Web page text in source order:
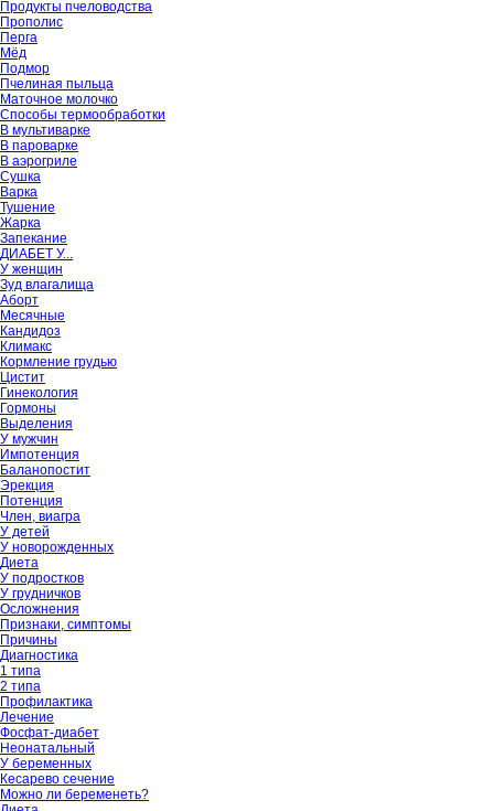
Продукты пчеловодства
Прополис
Перга
Мёд
Подмор
Пчелиная пыльца
Маточное молочко
Способы термообработки
В мультиварке
В пароварке
В аэрогриле
Сушка
Варка
Тушение
Жарка
Запекание
ДИАБЕТ У...
У женщин
Зуд влагалища
Аборт
Месячные
Кандидоз
Климакс
Кормление грудью
Цистит
Гинекология
Гормоны
Выделения
У мужчин
Импотенция
Баланопостит
Эрекция
Потенция
Член, виагра
У детей
У новорожденных
Диета
У подростков
У грудничков
Осложнения
Признаки, симптомы
Причины
Диагностика
1 типа
2 типа
Профилактика
Лечение
Фосфат-диабет
Неонатальный
У беременных
Кесарево сечение
Можно ли беременеть?